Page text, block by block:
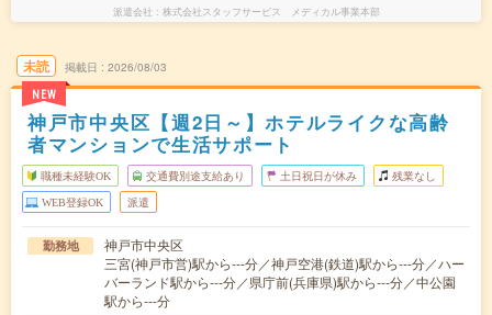
派遣会社 株式会社スタッフサービス メディカル事業本部
未読
NEW
掲載日 2026/08/03
神戸市中央区【週2日～】ホテルライクな高齢
者マンションで生活サポート
職種未経験OK 交通費別途支給あり 土日祝日が休み 残業なし
WEB登録OK 派遣
勤務地
神戸市中央区
三宮(神戸市営)駅から---分／神戸空港(鉄道)駅から---分／ハー
バーランド駅から---分／県庁前(兵庫県)駅から---分／中公園
駅から---分